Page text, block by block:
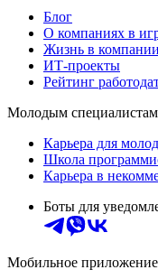
Блог
О компаниях в
Жизнь в компании
ИТ-проекты
Рейтинг
Молодым специалистам
Карьера для
Школа
Карьера в
Боты для
Мобильное приложение